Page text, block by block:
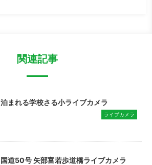
関連記事
泊まれる学校さる小ライブカメラ
ライブカメラ
国道50号 矢部富若歩道橋ライブカメラ